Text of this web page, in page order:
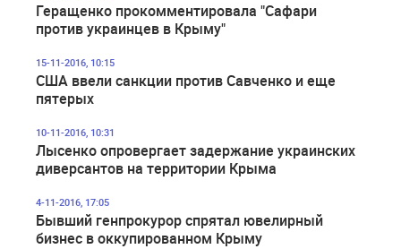
Геращенко прокомментировала "Сафари
против украинцев в Крыму"
15-11-2016, 10:15
США ввели санкции против Савченко и еще
пятерых
10-11-2016, 10:31
Лысенко опровергает задержание украинских
диверсантов на территории Крыма
4-11-2016, 17:05
Бывший генпрокурор спрятал ювелирный
бизнес в оккупированном Крыму